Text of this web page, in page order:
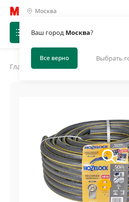
Москва
Ваш город Москва?
Все верно Выбрать
Главная Товары для полива